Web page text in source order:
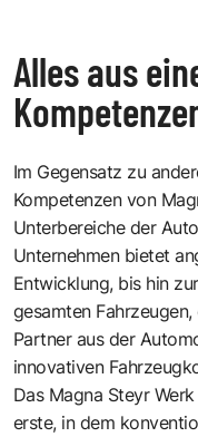
Alles aus
Im Gegensatz zu
Kompetenzen von
Unterbereiche der
Unternehmen bietet
Entwicklung, bis hin
gesamten Fahrzeugen,
Partner aus der
innovativen
Das Magna Steyr
erste, in dem